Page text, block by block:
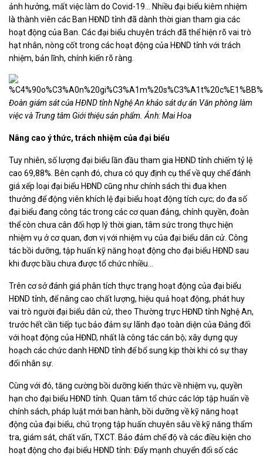
ảnh hưởng, mất việc làm do Covid-19… Nhiều đại biểu kiêm nhiệm
là thành viên các Ban HĐND tỉnh đã dành thời gian tham gia các
hoạt động của Ban. Các đại biểu chuyên trách đã thể hiện rõ vai trò
hạt nhân, nòng cốt trong các hoạt động của HĐND tỉnh với trách
nhiệm, bản lĩnh, chính kiến rõ ràng.
Đoàn giám sát của HĐND tỉnh Nghệ An khảo sát dự án Văn phòng làm
việc và Trung tâm Giới thiệu sản phẩm.Ảnh: Mai Hoa
Nâng cao ý thức, trách nhiệm của đại biểu
Tuy nhiên, số lượng đại biểu lần đầu tham gia HĐND tỉnh chiếm tỷ lệ
cao 69,88%. Bên cạnh đó, chưa có quy định cụ thể về quy chế đánh
giá xếp loại đại biểu HĐND cũng như chính sách thi đua khen
thưởng để động viên khích lệ đại biểu hoạt động tích cực; do đa số
đại biểu đang công tác trong các cơ quan đảng, chính quyền, đoàn
thể còn chưa cân đối hợp lý thời gian, tâm sức trong thực hiện
nhiệm vụ ở cơ quan, đơn vị với nhiệm vụ của đại biểu dân cử. Công
tác bồi dưỡng, tập huấn kỹ năng hoạt động cho đại biểu HĐND sau
khi được bầu chưa được tổ chức nhiều...
Trên cơ sở đánh giá phân tích thực trạng hoạt động của đại biểu
HĐND tỉnh, để nâng cao chất lượng, hiệu quả hoạt động, phát huy
vai trò người đại biểu dân cử, theo Thường trực HĐND tỉnh Nghệ An,
trước hết cần tiếp tục bảo đảm sự lãnh đạo toàn diện của Đảng đối
với hoạt động của HĐND, nhất là công tác cán bộ; xây dựng quy
hoạch các chức danh HĐND tỉnh để bổ sung kịp thời khi có sự thay
đổi nhân sự.
Cùng với đó, tăng cường bồi dưỡng kiến thức về nhiệm vụ, quyền
hạn cho đại biểu HĐND tỉnh. Quan tâm tổ chức các lớp tập huấn về
chính sách, pháp luật mới ban hành, bồi dưỡng về kỹ năng hoạt
động của đại biểu, chú trọng tập huấn chuyên sâu về kỹ năng thẩm
tra, giám sát, chất vấn, TXCT. Bảo đảm chế độ và các điều kiện cho
hoạt động cho đại biểu HĐND tỉnh: Đẩy mạnh chuyển đổi số các